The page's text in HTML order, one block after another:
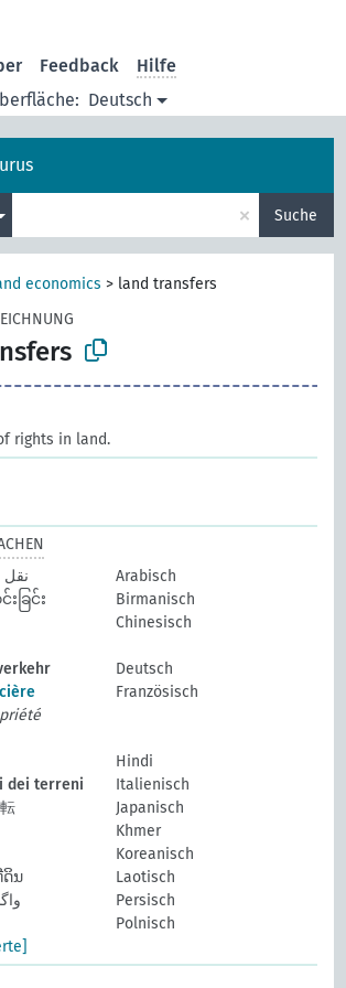
Deutsch
Feedback Hilfe
× Suche
economics > land transfers
rights in land.
نقل
Arabisch
ခြင်း
Birmanisch
Chinesisch
Deutsch
Französisch
Hindi
dei terreni
Italienisch
Japanisch
Khmer
Koreanisch
ດິນ
Laotisch
Persisch
Polnisch